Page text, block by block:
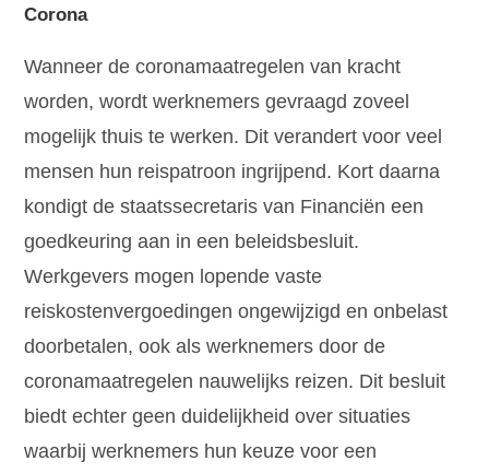
Corona
Wanneer de coronamaatregelen van kracht
worden, wordt werknemers gevraagd zoveel
mogelijk thuis te werken. Dit verandert voor veel
mensen hun reispatroon ingrijpend. Kort daarna
kondigt de staatssecretaris van Financiën een
goedkeuring aan in een beleidsbesluit.
Werkgevers mogen lopende vaste
reiskostenvergoedingen ongewijzigd en onbelast
doorbetalen, ook als werknemers door de
coronamaatregelen nauwelijks reizen. Dit besluit
biedt echter geen duidelijkheid over situaties
waarbij werknemers hun keuze voor een